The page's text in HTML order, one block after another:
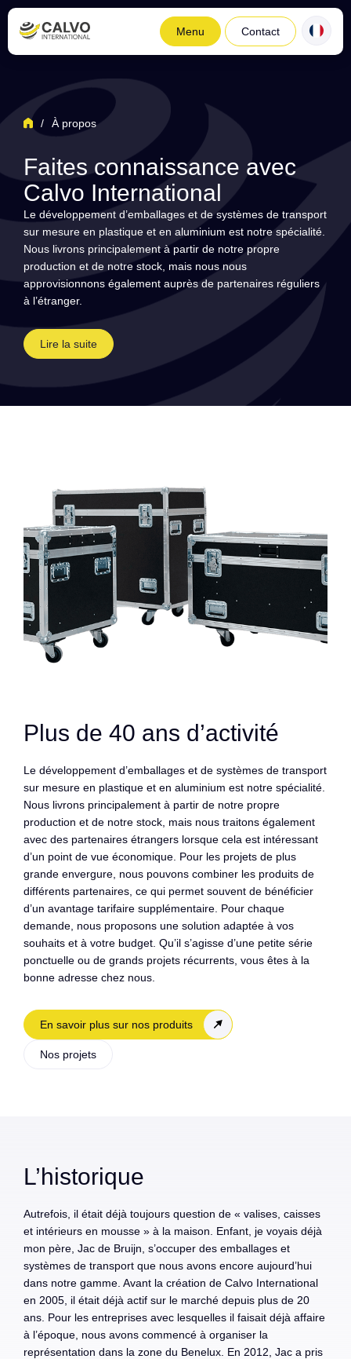
Menu Contact
/ À propos
Faites connaissance avec
Calvo International
Le développement d’emballages et de systèmes de transport
sur mesure en plastique et en aluminium est notre spécialité.
Nous livrons principalement à partir de notre propre
production et de notre stock, mais nous nous
approvisionnons également auprès de partenaires réguliers
à l’étranger.
Lire la suite
Plus de 40 ans d’activité
Le développement d’emballages et de systèmes de transport
sur mesure en plastique et en aluminium est notre spécialité.
Nous livrons principalement à partir de notre propre
production et de notre stock, mais nous traitons également
avec des partenaires étrangers lorsque cela est intéressant
d’un point de vue économique. Pour les projets de plus
grande envergure, nous pouvons combiner les produits de
différents partenaires, ce qui permet souvent de bénéficier
d’un avantage tarifaire supplémentaire. Pour chaque
demande, nous proposons une solution adaptée à vos
souhaits et à votre budget. Qu’il s’agisse d’une petite série
ponctuelle ou de grands projets récurrents, vous êtes à la
bonne adresse chez nous.
En savoir plus sur nos produits
Nos projets
L’historique
Autrefois, il était déjà toujours question de « valises, caisses
et intérieurs en mousse » à la maison. Enfant, je voyais déjà
mon père, Jac de Bruijn, s’occuper des emballages et
systèmes de transport que nous avons encore aujourd’hui
dans notre gamme. Avant la création de Calvo International
en 2005, il était déjà actif sur le marché depuis plus de 20
ans. Pour les entreprises avec lesquelles il faisait déjà affaire
à l’époque, nous avons commencé à organiser la
représentation dans la zone du Benelux. En 2012, Jac a pris